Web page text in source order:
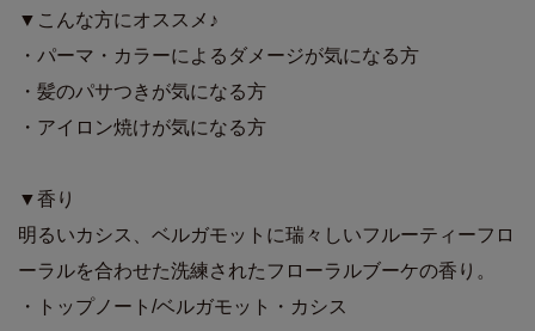
▼こんな方にオススメ♪
・パーマ・カラーによるダメージが気になる方
・髪のパサつきが気になる方
・アイロン焼けが気になる方
▼香り
明るいカシス、ベルガモットに瑞々しいフルーティーフロ
ーラルを合わせた洗練されたフローラルブーケの香り。
・トップノート/ベルガモット・カシス